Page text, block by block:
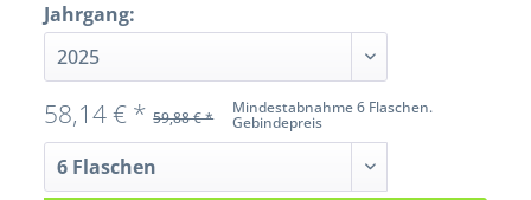
Jahrgang:
Mindestabnahme 6 Flaschen.
Gebindepreis
58,14 € * 59,88 € *